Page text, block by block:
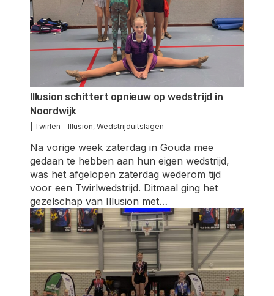
Illusion schittert opnieuw op wedstrijd in
Noordwijk
Twirlen - Illusion, Wedstrijduitslagen
Na vorige week zaterdag in Gouda mee
gedaan te hebben aan hun eigen wedstrijd,
was het afgelopen zaterdag wederom tijd
voor een Twirlwedstrijd. Ditmaal ging het
gezelschap van Illusion met…